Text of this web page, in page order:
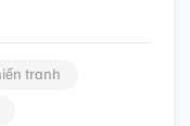
tranh